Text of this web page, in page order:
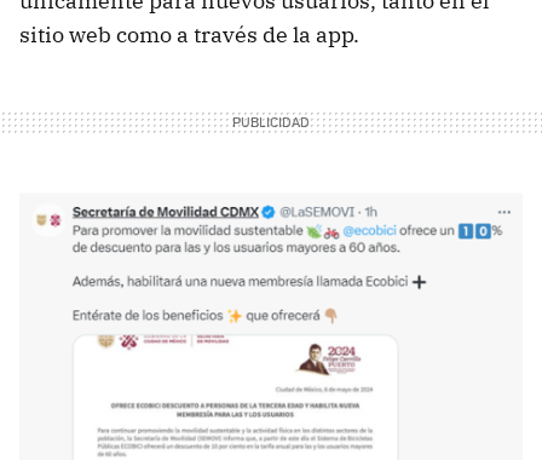
sitio web como a través de la app.